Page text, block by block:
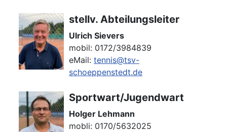
stellv. Abteilungsleiter
Ulrich Sievers
mobil: 0172/3984839
eMail: tennis@tsv-
schoeppenstedt.de
Sportwart/Jugendwart
Holger Lehmann
mobli: 0170/5632025